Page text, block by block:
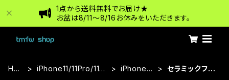
1点から送料無料でお届け★
お盆は8/11〜8/16お休みをいただきます。
HO
iPhone11/11Pro/11Pr
iPhone11
セラミックフィ